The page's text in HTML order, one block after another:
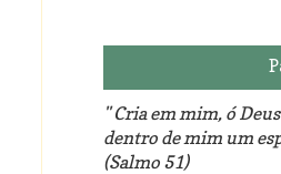
" Cria em mim, ó
dentro de mim um
(Salmo 51)